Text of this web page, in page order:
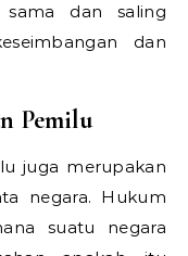
sama dan saling
dan
Pemilu
juga merupakan
negara. Hukum
suatu negara